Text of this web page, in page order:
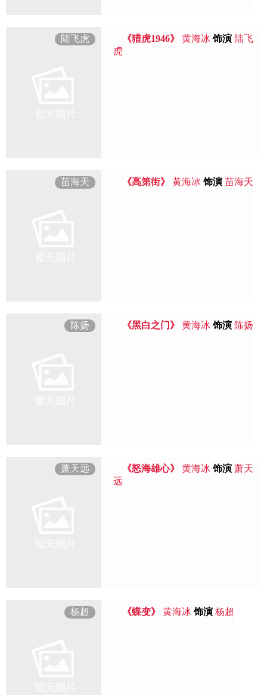
陆飞虎 《猎虎1946》 黄海冰 饰演 陆飞
虎
苗海天 《高第街》 黄海冰 饰演 苗海天
陈扬 《黑白之门》 黄海冰 饰演 陈扬
萧天远 《怒海雄心》 黄海冰 饰演 萧天
远
杨超 《蝶变》 黄海冰 饰演 杨超